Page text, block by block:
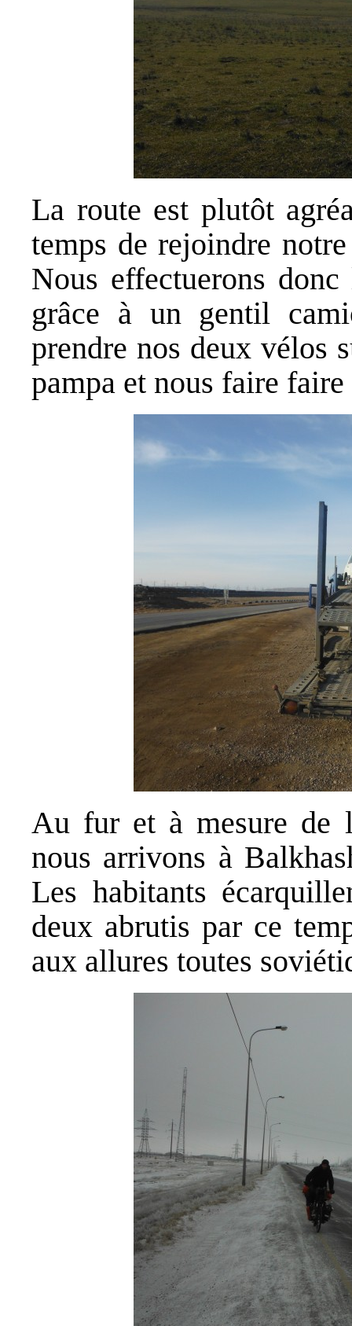
La route est plutôt
temps de rejoindre
Nous effectuerons
grâce à un gentil
prendre nos deux vélos
pampa et nous faire
Au fur et à mesure de
nous arrivons à
Les habitants
deux abrutis par ce
aux allures toutes